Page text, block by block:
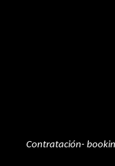
Contratación-